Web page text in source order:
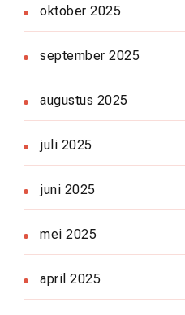
oktober 2025
september 2025
augustus 2025
juli 2025
juni 2025
mei 2025
april 2025